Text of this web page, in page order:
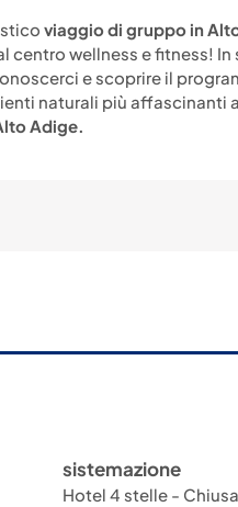
viaggio di gruppo in
centro wellness e fitness!
e scoprire il
naturali più
Adige.
sistemazione
Hotel 4 stelle -